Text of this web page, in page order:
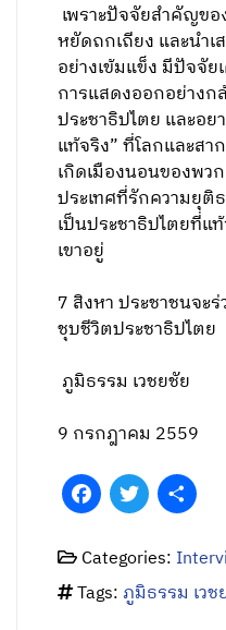
เพราะปัจจัยสำคัญข
หยัดถกเถียง และนำ
อย่างเข้มแข็ง มีปัจจัย
การแสดงออกอย่าง
ประชาธิปไตย และอย
แท้จริง” ที่โลกและส
เกิดเมืองนอนของพว
ประเทศที่รักความยุติ
เป็นประชาธิปไตยที่แ
เขาอยู่
7 สิงหา ประชาชนจะ
ชุบชีวิตประชาธิปไตย
ภูมิธรรม เวชยชัย
9 กรกฎาคม 2559
FacebookTwitter
Categories:
Tags:ภูมิธรรม เวช